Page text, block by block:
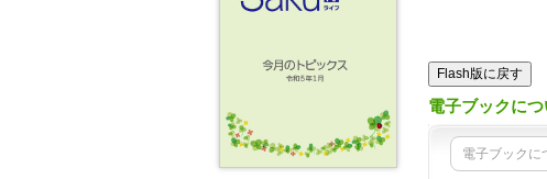
Flash版に戻す
電子ブックにつ
電子ブックに